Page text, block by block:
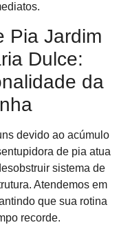
Pia Jardim
Dulce:
da
devido ao acúmulo
de pia atua
sistema de
Atendemos em
que sua rotina
recorde.